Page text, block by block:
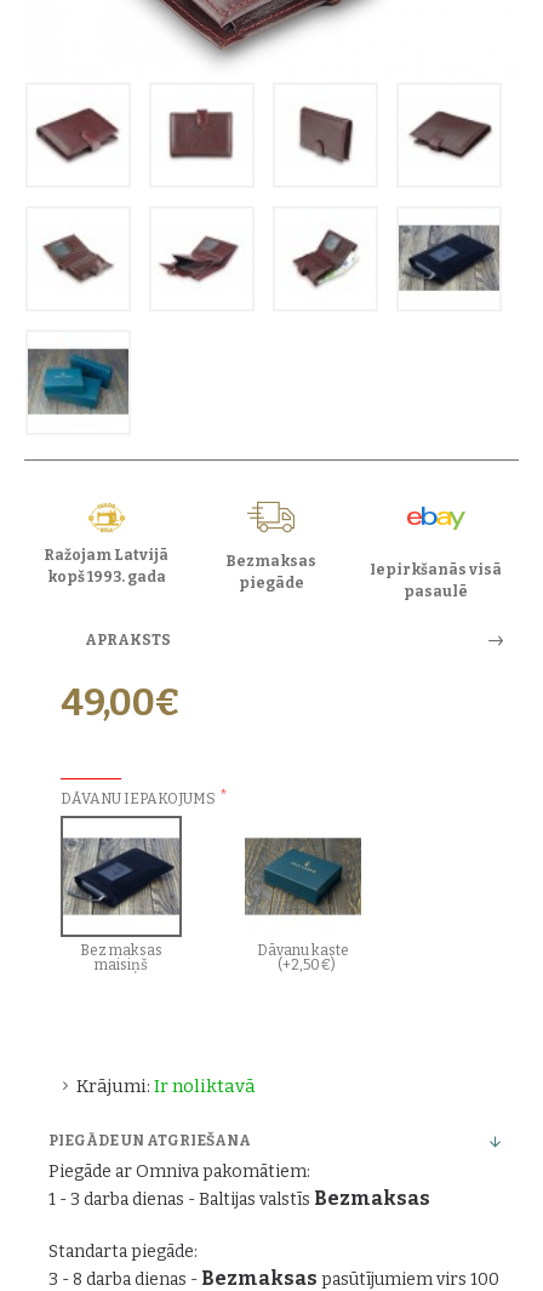
Ražojam Latvijā
kopš 1993. gada
Bezmaksas
piegāde
Iepirkšanās visā
pasaulē
APRAKSTS
Krājumi: Ir noliktavā
49,00€
DĀVANU IEPAKOJUMS
Bez maksas
maisiņš
Dāvanu kaste
(+2,50€)
PIEGĀDE UN ATGRIEŠANA
Piegāde ar Omniva pakomātiem:
1 - 3 darba dienas - Baltijas valstīs Bezmaksas
Standarta piegāde:
3 - 8 darba dienas - Bezmaksas pasūtījumiem virs 100